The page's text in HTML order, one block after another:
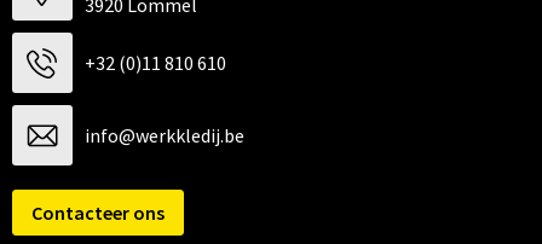
3920 Lommel
+32 (0)11 810 610
info@werkkledij.be
Contacteer ons